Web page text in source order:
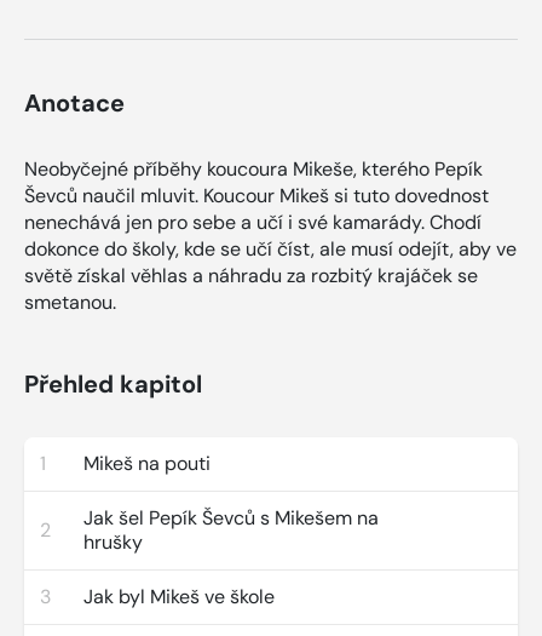
Anotace
Neobyčejné příběhy koucoura Mikeše, kterého Pepík
Ševců naučil mluvit. Koucour Mikeš si tuto dovednost
nenechává jen pro sebe a učí i své kamarády. Chodí
dokonce do školy, kde se učí číst, ale musí odejít, aby ve
světě získal věhlas a náhradu za rozbitý krajáček se
smetanou.
Přehled kapitol
1 Mikeš na pouti
2
Jak šel Pepík Ševců s Mikešem na
hrušky
3 Jak byl Mikeš ve škole